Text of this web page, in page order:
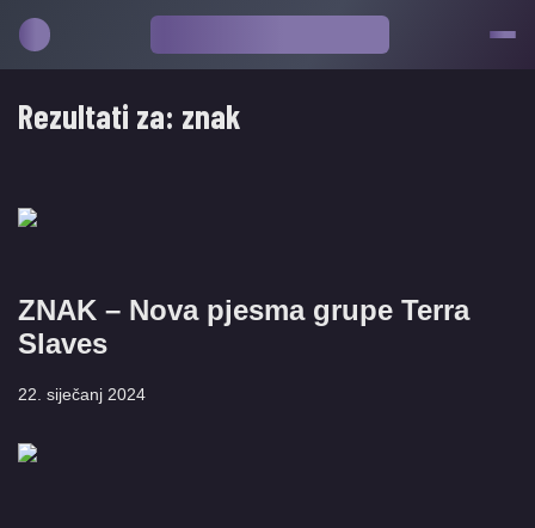
Rezultati za: znak
ZNAK – Nova pjesma grupe Terra
Slaves
22. siječanj 2024